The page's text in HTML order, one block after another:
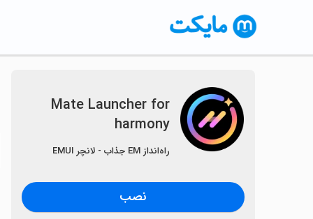
Mate Launcher for
harmony
راه‌انداز EM جذاب - لانچر EMUI
نصب